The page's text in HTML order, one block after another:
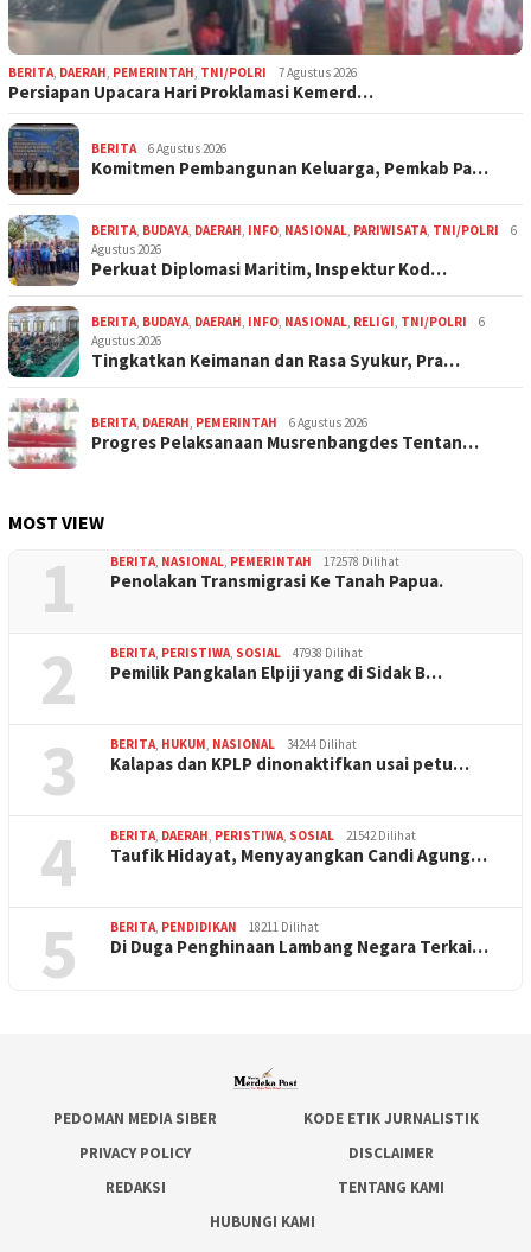
BERITA DAERAH PEMERINTAH TNI/POLRI 7 Agustus 2026
Persiapan Upacara Hari Proklamasi Kemerd…
BERITA 6 Agustus 2026
Komitmen Pembangunan Keluarga, Pemkab Pa…
BERITA BUDAYA DAERAH INFO NASIONAL PARIWISATA TNI/POLRI
6
Agustus 2026
Perkuat Diplomasi Maritim, Inspektur Kod…
BERITA BUDAYA DAERAH INFO NASIONAL RELIGI TNI/POLRI
6
Agustus 2026
Tingkatkan Keimanan dan Rasa Syukur, Pra…
BERITA DAERAH PEMERINTAH 6 Agustus 2026
Progres Pelaksanaan Musrenbangdes Tentan…
MOST VIEW
1 BERITA NASIONAL PEMERINTAH 172578 Dilihat
Penolakan Transmigrasi Ke Tanah Papua.
2 BERITA PERISTIWA SOSIAL 47938 Dilihat
Pemilik Pangkalan Elpiji yang di Sidak B…
3 BERITA HUKUM NASIONAL 34244 Dilihat
Kalapas dan KPLP dinonaktifkan usai petu…
4 BERITA DAERAH PERISTIWA SOSIAL 21542 Dilihat
Taufik Hidayat, Menyayangkan Candi Agung…
5 BERITA PENDIDIKAN 18211 Dilihat
Di Duga Penghinaan Lambang Negara Terkai…
PEDOMAN MEDIA SIBER
KODE ETIK JURNALISTIK
PRIVACY POLICY
DISCLAIMER
REDAKSI
TENTANG KAMI
HUBUNGI KAMI